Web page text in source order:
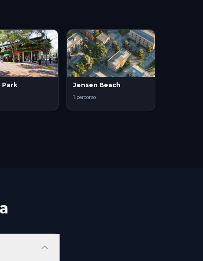
Jensen Beach
1 percorso